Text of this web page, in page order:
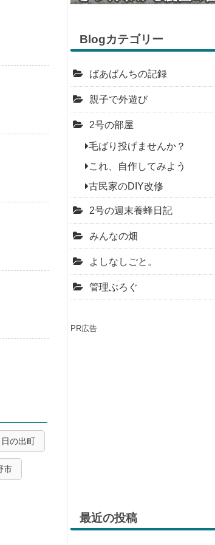
日の出町
市
Blogカテゴリー
ばあばんちの記録
親子で外遊び
2号の部屋
毛ばり投げませんか？
これ、自作してみよう
古民家のDIY改修
2号の週末養蜂日記
みんなの畑
よしなしごと。
管理ぶろぐ
PR広告
最近の投稿